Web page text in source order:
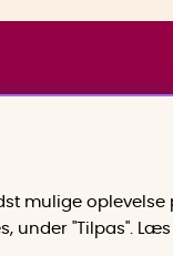
mulige
under "Tilpas".